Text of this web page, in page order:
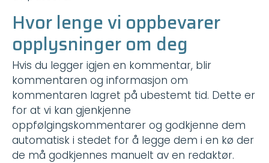
Hvor lenge vi oppbevarer
opplysninger om deg
Hvis du legger igjen en kommentar, blir
kommentaren og informasjon om
kommentaren lagret på ubestemt tid. Dette er
for at vi kan gjenkjenne
oppfølgingskommentarer og godkjenne dem
automatisk i stedet for å legge dem i en kø der
de må godkjennes manuelt av en redaktør.